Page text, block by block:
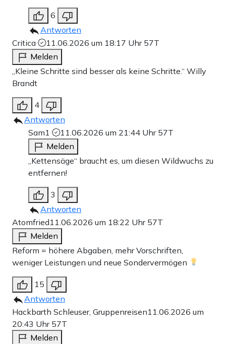
6
Antworten
Critica
11.06.2026 um 18:17 Uhr 57T
Melden
„Kleine Schritte sind besser als keine Schritte.“ Willy
Brandt
4
Antworten
Sam1
11.06.2026 um 21:44 Uhr 57T
Melden
„Kettensäge“ braucht es, um diesen Wildwuchs zu
entfernen!
3
Antworten
Atomfried11.06.2026 um 18:22 Uhr 57T
Melden
Reform = höhere Abgaben, mehr Vorschriften,
weniger Leistungen und neue Sondervermögen
15
Antworten
Hackbarth Schleuser, Gruppenreisen11.06.2026 um
20:43 Uhr 57T
Melden